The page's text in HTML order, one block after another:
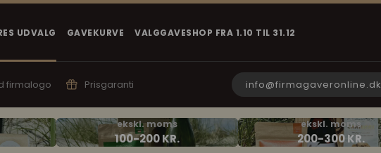
UDVALG GAVEKURVE VALGGAVESHOP FRA 1.10 TIL 31.12
firmalogo Prisgaranti info@firmagaveronline.dk